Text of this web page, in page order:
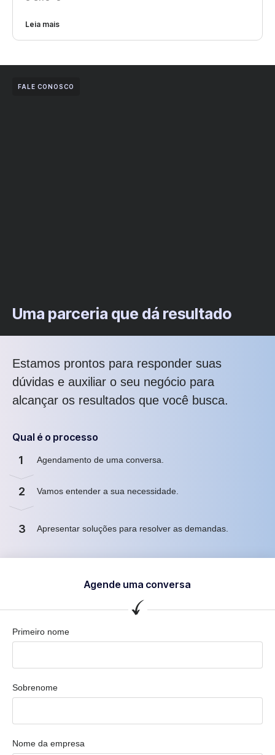
Leia mais
FALE CONOSCO
Uma parceria que dá resultado
Estamos prontos para responder suas
dúvidas e auxiliar o seu negócio para
alcançar os resultados que você busca.
Qual é o processo
1 Agendamento de uma conversa.
2 Vamos entender a sua necessidade.
3 Apresentar soluções para resolver as demandas.
Agende uma conversa
Primeiro nome
Sobrenome
Nome da empresa